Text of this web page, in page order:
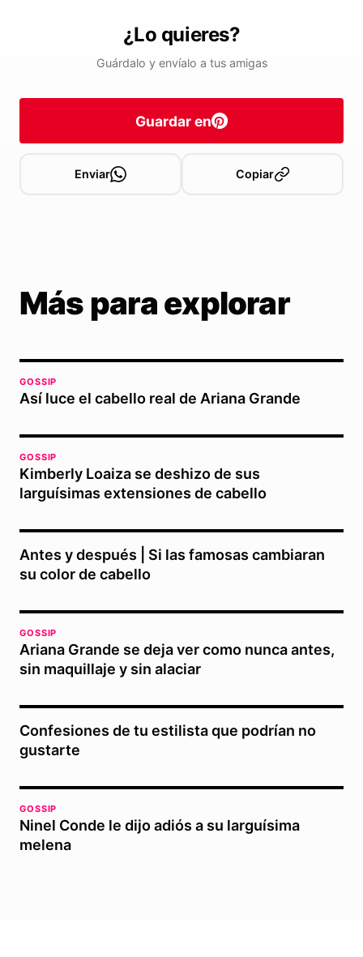
¿Lo quieres?
Guárdalo y envíalo a tus amigas
Guardar en
Enviar Copiar
Más para explorar
GOSSIP
Así luce el cabello real de Ariana Grande
GOSSIP
Kimberly Loaiza se deshizo de sus
larguísimas extensiones de cabello
Antes y después | Si las famosas cambiaran
su color de cabello
GOSSIP
Ariana Grande se deja ver como nunca antes,
sin maquillaje y sin alaciar
Confesiones de tu estilista que podrían no
gustarte
GOSSIP
Ninel Conde le dijo adiós a su larguísima
melena